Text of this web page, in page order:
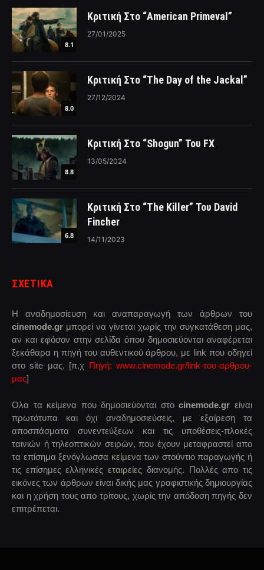
8.1
Κριτική Στο “American Primeval”
27/01/2025
8.0
Κριτική Στο “The Day of the Jackal”
27/12/2024
8.8
Κριτική Στο “Shogun” Του FX
13/05/2024
6.8
Κριτική Στο “The Killer” Του David
Fincher
14/11/2023
ΣΧΕΤΙΚΑ
Η αναδημοσίευση και αναπαραγωγή των άρθρων του
cinemode.gr μπορεί να γίνεται χωρίς την συγκατάθεση μας,
αν και εφόσον στην σελίδα όπου δημοσιεύονται αναφέρεται
ξεκάθαρα η πηγή του αυθεντικού άρθρου, με link που οδηγεί
στο site μας. [π.χ Πηγή: www.cinemode.gr/link-του-αρθρου-
μας]
Ολα τα κείμενα που δημοσιεύονται στοcinemode.gr είναι
πρωτότυπα και όχι αναδημοσιεύσεις, με εξαίρεση τα
αποσπάσματα συνεντεύξεων και τις υποθέσεις-πλοκές
ταινιών ή τηλεοπτικών σειρών, που έχουν μεταφραστεί απο
τα επίσημα ξενόγλωσσα κείμενα των στούντιο παραγωγής ή
τις επίσημες ελληνικές εταιρείες διανομής. Πολλές απο τις
εικόνες των άρθρων είναι δικής μας γραφιστικής δημιουργίας
και η χρήση τους απο τρίτους, χωρίς την απόδοση πηγής δεν
επιτρέπεται.